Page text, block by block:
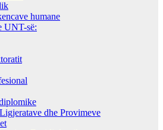
humane
UNT-së:
dhe Provimeve